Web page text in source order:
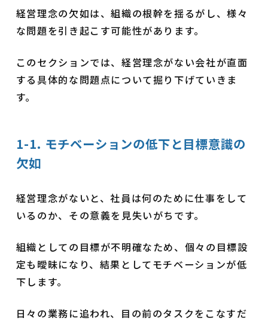
経営理念の欠如は、組織の根幹を揺るがし、様々
な問題を引き起こす可能性があります。
このセクションでは、経営理念がない会社が直面
する具体的な問題点について掘り下げていきま
す。
1-1. モチベーションの低下と目標意識の
欠如
経営理念がないと、社員は何のために仕事をして
いるのか、その意義を見失いがちです。
組織としての目標が不明確なため、個々の目標設
定も曖昧になり、結果としてモチベーションが低
下します。
日々の業務に追われ、目の前のタスクをこなすだ